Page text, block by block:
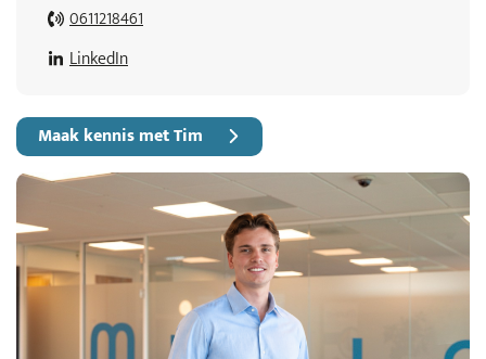
0611218461
LinkedIn
Maak kennis met Tim